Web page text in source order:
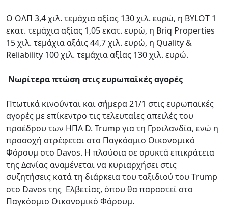
Ο ΟΛΠ 3,4 χιλ. τεμάχια αξίας 130 χιλ. ευρώ, η BYLOT 1
εκατ. τεμάχια αξίας 1,05 εκατ. ευρώ, η Briq Properties
15 χιλ. τεμάχια αξάις 44,7 χιλ. ευρώ, η Quality &
Reliability 100 χιλ. τεμάχια αξίας 130 χιλ. ευρώ.
Νωρίτερα πτώση στις ευρωπαϊκές αγορές
Πτωτικά κινούνται και σήμερα 21/1 στις ευρωπαϊκές
αγορές με επίκεντρο τις τελευταίες απειλές του
προέδρου των ΗΠΑ D. Trump για τη Γροιλανδία, ενώ η
προσοχή στρέφεται στο Παγκόσμιο Οικονομικό
Φόρουμ στο Davos. Η πλούσια σε ορυκτά επικράτεια
της Δανίας αναμένεται να κυριαρχήσει στις
συζητήσεις κατά τη διάρκεια του ταξιδιού του Τrump
στο Davos της Ελβετίας, όπου θα παραστεί στο
Παγκόσμιο Οικονομικό Φόρουμ.